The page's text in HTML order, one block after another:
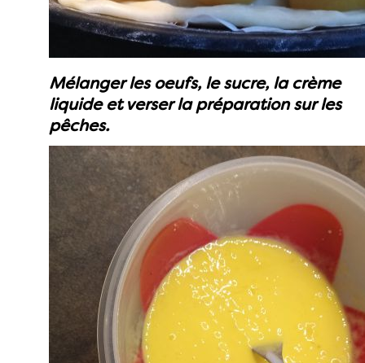
Mélanger les oeufs, le sucre, la crème
liquide et verser la préparation sur les
pêches.